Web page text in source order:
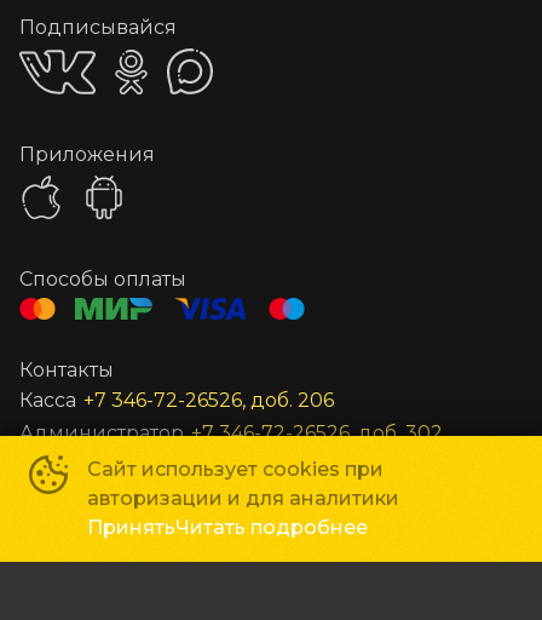
Сайт использует cookies при
авторизации и для аналитики
ПринятьЧитать подробнее
Подписывайся
Приложения
Способы оплаты
Контакты
Касса +7 346-72-26526, доб. 206
Администратор +7 346-72-26526, доб. 302
Заведующий +7 346-72-26526, доб. 301
Все остальные вопросы unost@gkc-planeta.ru
По вопросам гастролей и маркетинга